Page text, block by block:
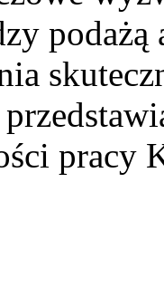
podażą
pracy